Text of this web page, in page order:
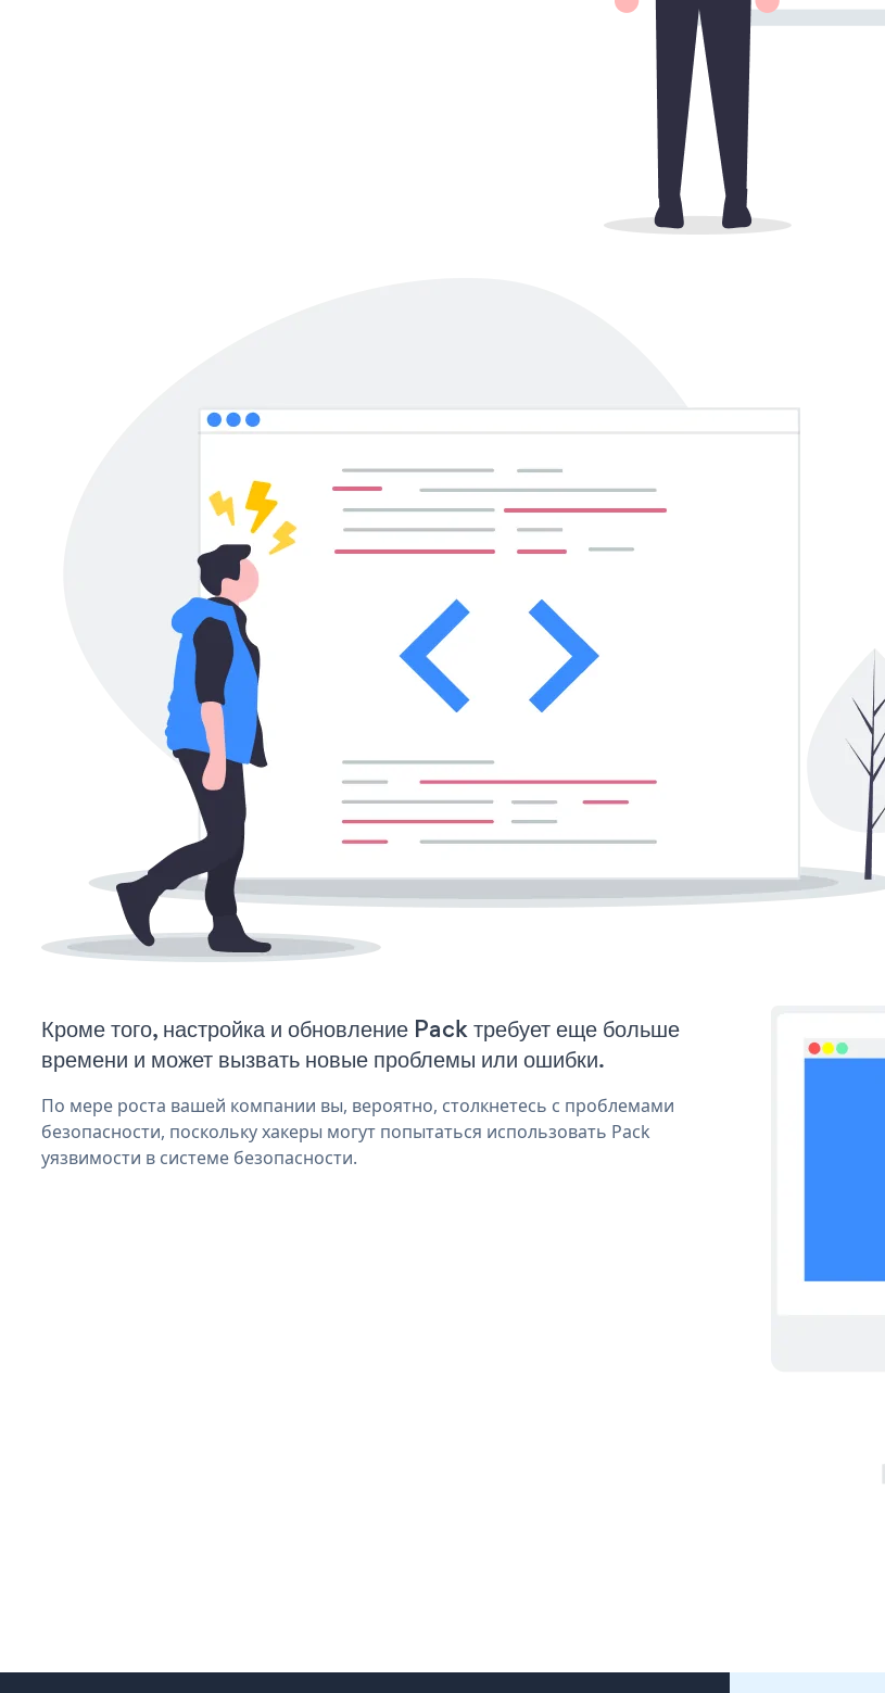
Кроме того, настройка и обновление Pack требует еще больше
времени и может вызвать новые проблемы или ошибки.
По мере роста вашей компании вы, вероятно, столкнетесь с проблемами
безопасности, поскольку хакеры могут попытаться использовать Pack
уязвимости в системе безопасности.